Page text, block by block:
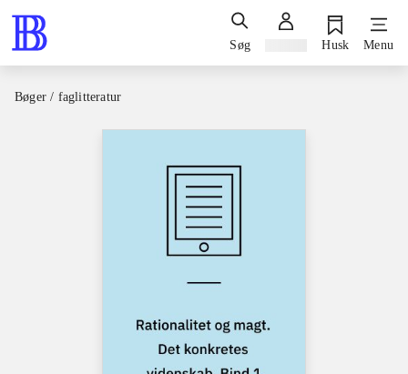
Søg Husk Menu
Bøger / faglitteratur